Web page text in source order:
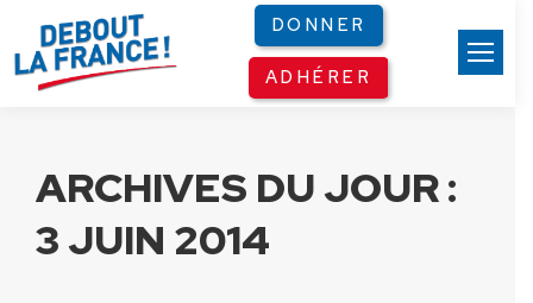
DONNER
ADHÉRER
ARCHIVES DU JOUR :
3 JUIN 2014
Panneau de gestion des cookies